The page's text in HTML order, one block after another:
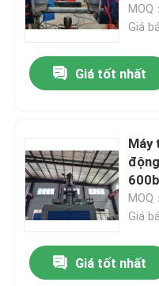
MOQ
Giá
Giá tốt nhất
Máy
MOQ
Giá
Giá tốt nhất